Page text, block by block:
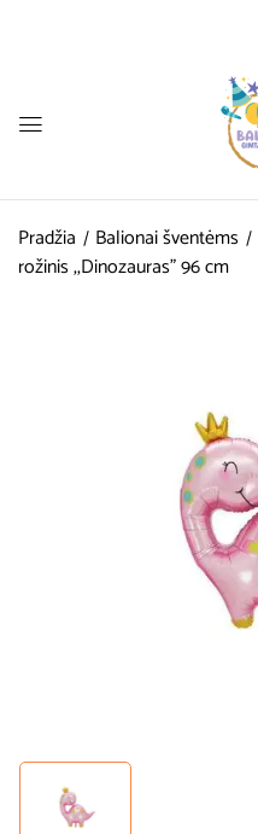
Pradžia Balionai šventėms
rožinis ,,Dinozauras” 96 cm